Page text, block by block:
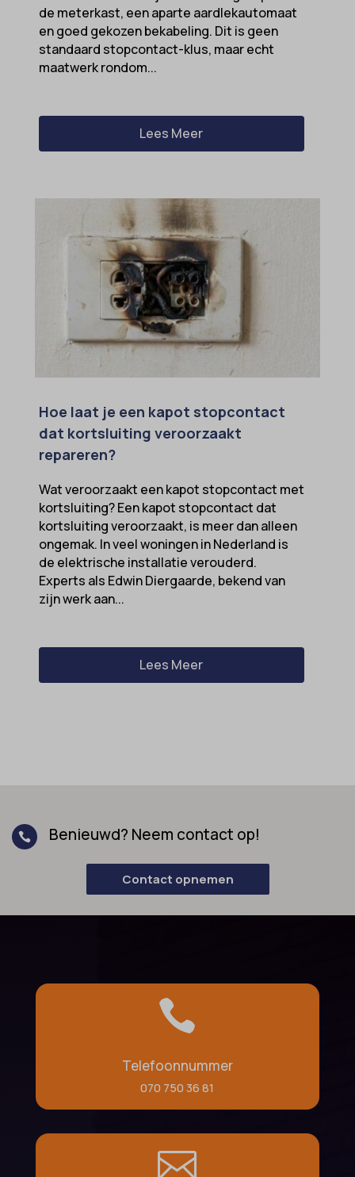
de meterkast, een aparte aardlekautomaat
en goed gekozen bekabeling. Dit is geen
standaard stopcontact-klus, maar echt
maatwerk rondom...
Lees Meer
Hoe laat je een kapot stopcontact
dat kortsluiting veroorzaakt
repareren?
Wat veroorzaakt een kapot stopcontact met
kortsluiting? Een kapot stopcontact dat
kortsluiting veroorzaakt, is meer dan alleen
ongemak. In veel woningen in Nederland is
de elektrische installatie verouderd.
Experts als Edwin Diergaarde, bekend van
zijn werk aan...
Lees Meer
 Benieuwd? Neem contact op!
Contact opnemen

Telefoonnummer
070 750 36 81
